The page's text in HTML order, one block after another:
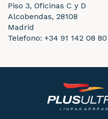
Piso 3, Oficinas C y D
Alcobendas, 28108
Madrid
Telefono: +34 91 142 08